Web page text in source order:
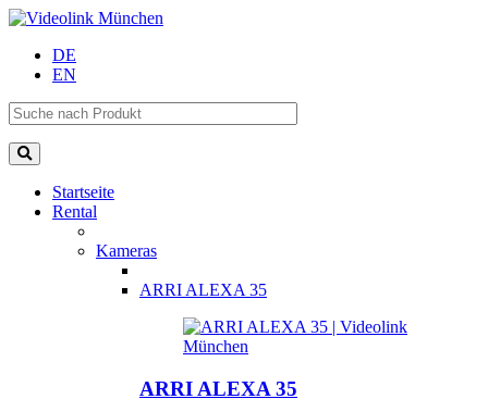
DE
EN
Startseite
Rental
Kameras
ARRI ALEXA 35
ARRI ALEXA 35